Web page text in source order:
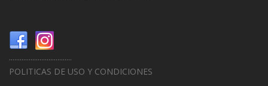
...................................
POLITICAS DE USO Y CONDICIONES